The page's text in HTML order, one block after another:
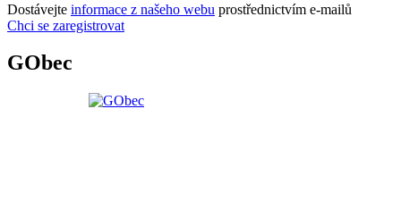
Dostávejte informace z našeho webu prostřednictvím e-mailů
Chci se zaregistrovat
GObec